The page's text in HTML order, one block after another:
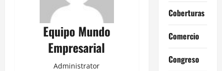
Equipo Mundo
Empresarial
Administrator
Coberturas
Comercio
Congreso